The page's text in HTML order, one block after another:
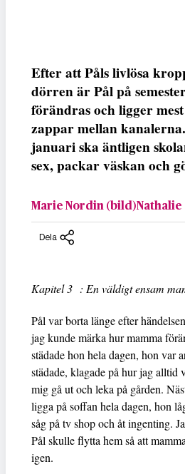
Efter att Påls livlösa
dörren är Pål på
förändras och ligger
zappar mellan
januari ska äntligen
sex, packar väskan och
Marie Nordin
Dela
Kapitel 3 : En väldigt ensam
Pål var borta länge efter
jag kunde märka hur mamma
städade hon hela dagen, hon var
städade, klagade på hur jag alltid
mig gå ut och leka på gården.
ligga på soffan hela dagen, hon
såg på tv shop och åt ingenting.
Pål skulle flytta hem så att
igen.